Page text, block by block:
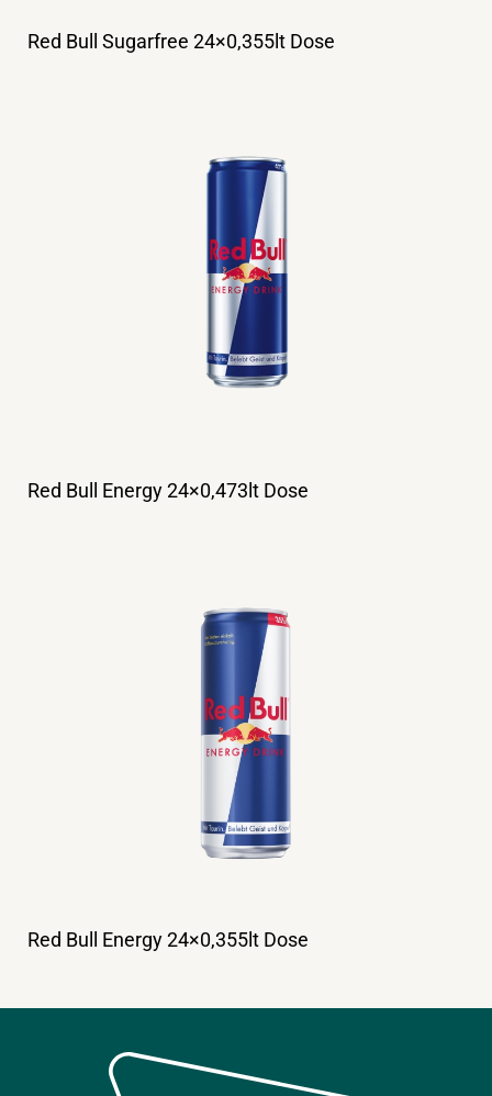
Red Bull Sugarfree 24×0,355lt Dose
Red Bull Energy 24×0,473lt Dose
Red Bull Energy 24×0,355lt Dose